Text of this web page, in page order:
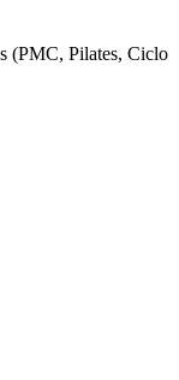
(PMC, Pilates, Ciclo